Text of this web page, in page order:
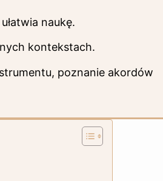
naukę.
kontekstach.
poznanie akordów